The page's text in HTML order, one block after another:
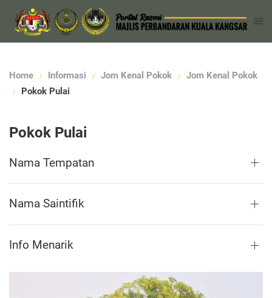
Home Informasi Jom Kenal Pokok
Jom Kenal Pokok
Pokok Pulai
Pokok Pulai
Nama Tempatan
Nama Saintifik
Info Menarik